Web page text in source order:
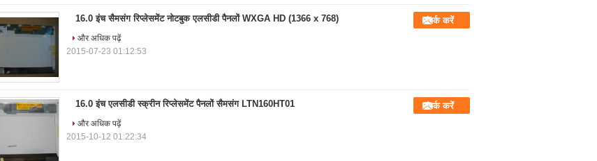
16.0 इंच सैमसंग रिप्लेसमेंट नोटबुक एलसीडी पैनलों WXGA HD (1366 x 768) संपर्क करें
और अधिक पढ़ें
2015-07-23 01:12:53
16.0 इंच एलसीडी स्क्रीन रिप्लेसमेंट पैनलों सैमसंग LTN160HT01 संपर्क करें
और अधिक पढ़ें
2015-10-12 01:22:34